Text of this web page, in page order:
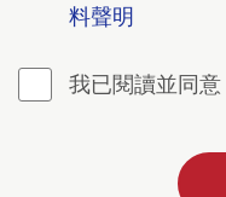
料聲明
我已閱讀並同意